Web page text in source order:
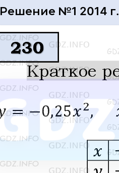
Решение №1 2014 г.